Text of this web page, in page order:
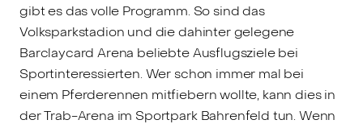
gibt es das volle Programm. So sind das
Volksparkstadion und die dahinter gelegene
Barclaycard Arena beliebte Ausflugsziele bei
Sportinteressierten. Wer schon immer mal bei
einem Pferderennen mitfiebern wollte, kann dies in
der Trab-Arena im Sportpark Bahrenfeld tun. Wenn